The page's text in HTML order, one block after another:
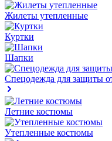
Жилеты утепленные
Куртки
Шапки
Спецодежда для защиты
Летние костюмы
Утепленные костюмы